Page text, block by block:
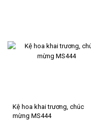
Kệ hoa khai trương, chúc
mừng MS444